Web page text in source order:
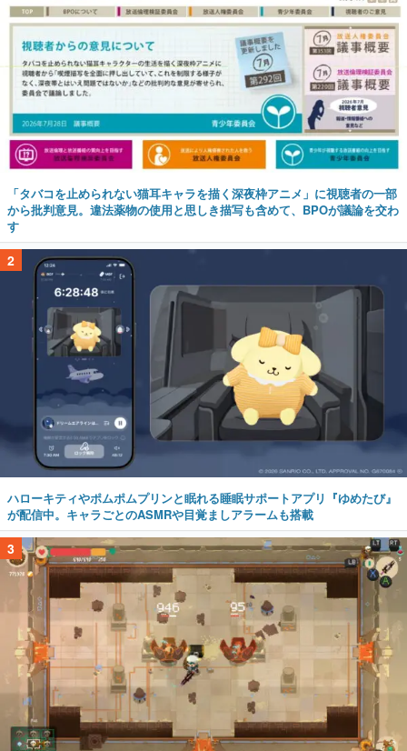
「タバコを止められない猫耳キャラを描く深夜枠アニメ」に視聴者の一部
から批判意見。違法薬物の使用と思しき描写も含めて、BPOが議論を交わ
す
2
ハローキティやポムポムプリンと眠れる睡眠サポートアプリ『ゆめたび』
が配信中。キャラごとのASMRや目覚ましアラームも搭載
3